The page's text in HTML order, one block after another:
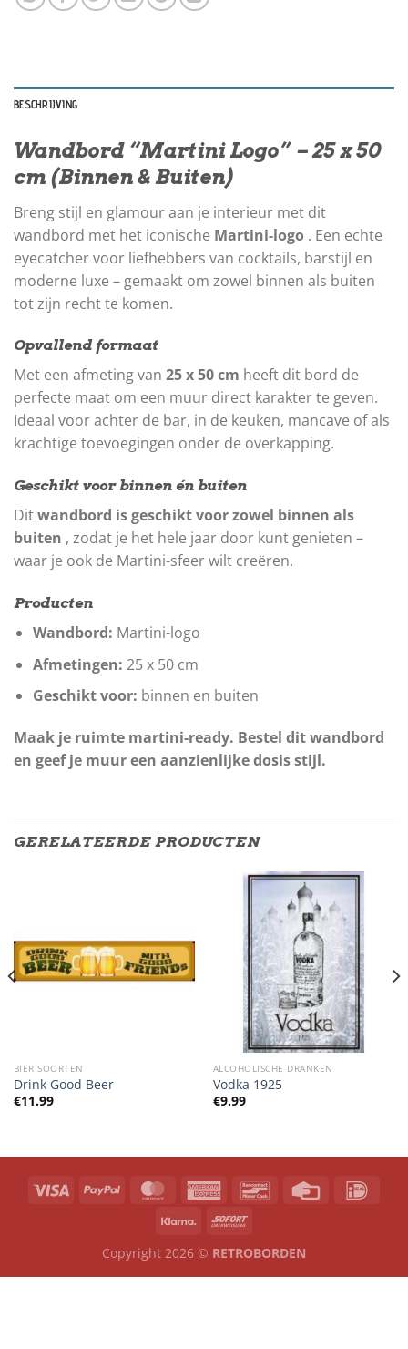
BESCHRIJVING
Wandbord “Martini Logo” – 25 x 50
cm (Binnen & Buiten)
Breng stijl en glamour aan je interieur met dit
wandbord met het iconische Martini-logo . Een echte
eyecatcher voor liefhebbers van cocktails, barstijl en
moderne luxe – gemaakt om zowel binnen als buiten
tot zijn recht te komen.
Opvallend formaat
Met een afmeting van 25 x 50 cm heeft dit bord de
perfecte maat om een ​​muur direct karakter te geven.
Ideaal voor achter de bar, in de keuken, mancave of als
krachtige toevoegingen onder de overkapping.
Geschikt voor binnen én buiten
Ditwandbord is geschikt voor zowel binnen als
buiten , zodat je het hele jaar door kunt genieten –
waar je ook de Martini-sfeer wilt creëren.
Producten
Wandbord: Martini-logo
Afmetingen: 25 x 50 cm
Geschikt voor: binnen en buiten
Maak je ruimte martini-ready. Bestel dit wandbord
en geef je muur een aanzienlijke dosis stijl.
GERELATEERDE PRODUCTEN
BIER SOORTEN
Drink Good Beer
€11.99
ALCOHOLISCHE DRANKEN
Vodka 1925
€9.99
Copyright 2026 © RETROBORDEN